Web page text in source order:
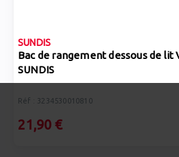
SUNDIS
Bac de rangement dessous de lit
SUNDIS
Réf : 3234530010810
21,90 €